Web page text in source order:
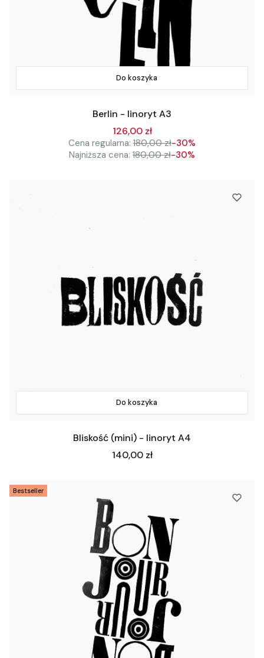
Do koszyka
Berlin - linoryt A3
126,00 zł
Cena regularna: 180,00 zł-30%
Najniższa cena: 180,00 zł-30%
Do koszyka
Bliskość (mini) - linoryt A4
Cena
140,00 zł
Bestseller